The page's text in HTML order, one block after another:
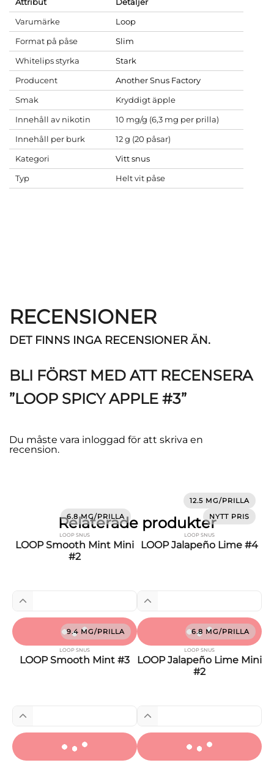
Varumärke
Loop
Format på påse
Slim
Whitelips styrka
Stark
Producent
Another Snus Factory
Smak
Kryddigt äpple
Innehåll av nikotin
10 mg/g (6,3 mg per prilla)
Innehåll per burk
12 g (20 påsar)
Kategori
Vitt snus
Typ
Helt vit påse
RECENSIONER
DET FINNS INGA RECENSIONER ÄN.
BLI FÖRST MED ATT RECENSERA
”LOOP SPICY APPLE #3”
Du måste vara inloggad för att skriva en
recension.
Relaterade produkter
6.8 MG/PRILLA
LOOP SNUS
LOOP Smooth Mint Mini
#2
12.5 MG/PRILLA
NYTT PRIS
LOOP SNUS
LOOP Jalapeño Lime #4
9.4 MG/PRILLA
LOOP SNUS
LOOP Smooth Mint #3
6.8 MG/PRILLA
LOOP SNUS
LOOP Jalapeño Lime Mini
#2